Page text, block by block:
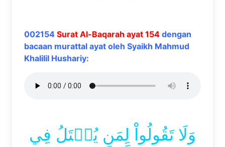
002154 Surat Al-Baqarah ayat 154 dengan
bacaan murattal ayat oleh Syaikh Mahmud
Khalilil Hushariy:
وَلَا تَقُولُواْ لِمَن يُقۡتَلُ فِي